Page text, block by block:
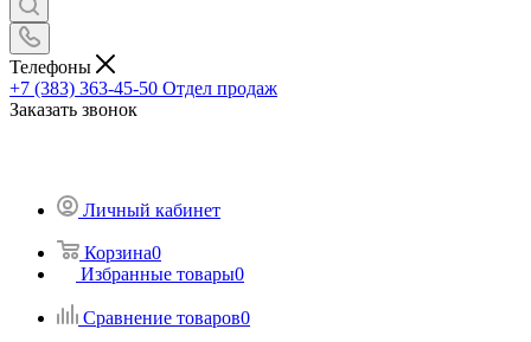
Телефоны
+7 (383) 363-45-50 Отдел продаж
Заказать звонок
Личный кабинет
Корзина0
Избранные товары0
Сравнение товаров0